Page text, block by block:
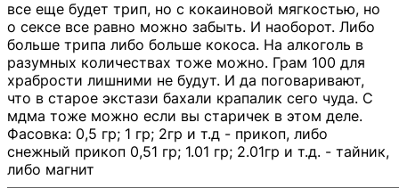
все еще будет трип, но с кокаиновой мягкостью, но
о сексе все равно можно забыть. И наоборот. Либо
больше трипа либо больше кокоса. На алкоголь в
разумных количествах тоже можно. Грам 100 для
храбрости лишними не будут. И да поговаривают,
что в старое экстази бахали крапалик сего чуда. С
мдма тоже можно если вы старичек в этом деле.
Фасовка: 0,5 гр; 1 гр; 2гр и т.д - прикоп, либо
снежный прикоп 0,51 гр; 1.01 гр; 2.01гр и т.д. - тайник,
либо магнит